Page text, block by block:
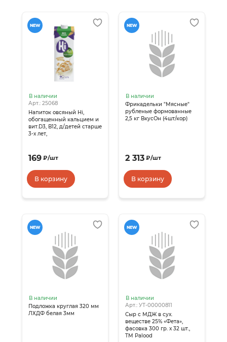
NEW
В наличии
Арт.: 25068
Напиток овсяный Hi,
обогащенный кальцием и
вит.D3, В12, д/детей старше
3-х лет,
169 ₽/шт
В корзину
NEW
В наличии
Фрикадельки "Мясные"
рубленые формованные
2,5 кг ВкусОн (4шт/кор)
2 313 ₽/шт
В корзину
NEW
В наличии
Подложка круглая 320 мм
ЛХДФ белая 3мм
NEW
В наличии
Арт.: УТ-00000811
Сыр с МДЖ в сух.
веществе 25% «Фета»,
фасовка 300 гр. х 32 шт.,
TM Palood